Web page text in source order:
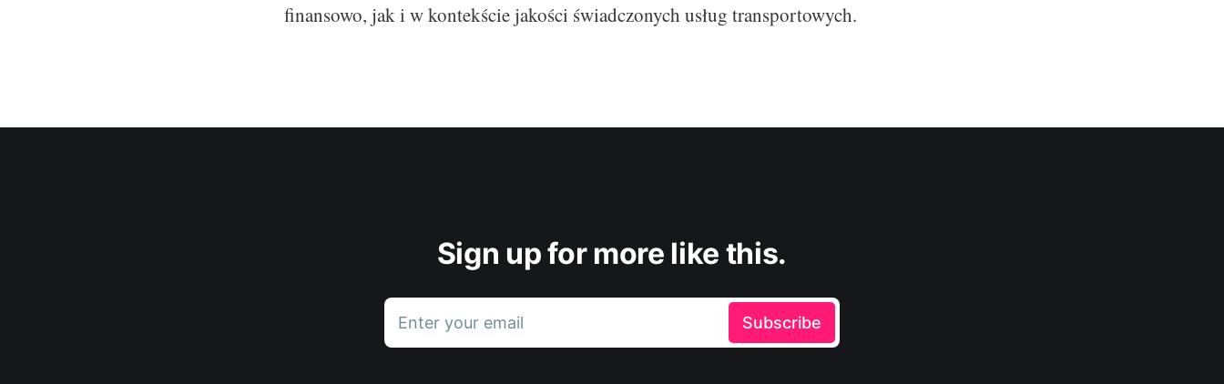
finansowo, jak i w kontekście jakości świadczonych usług transportowych.
Sign up for more like this.
Enter your email Subscribe